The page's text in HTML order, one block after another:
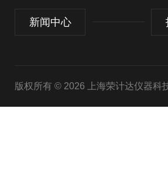
新闻中心
版权所有 © 2026 上海荣计达仪器科